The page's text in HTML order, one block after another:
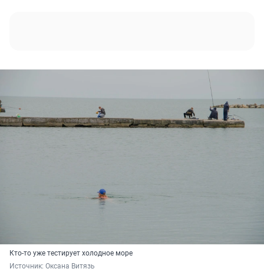
Кто-то уже тестирует холодное море
Источник: Оксана Витязь